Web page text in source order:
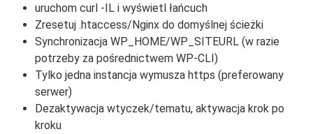
uruchom curl -IL i wyświetl łańcuch
Zresetuj .htaccess/Nginx do domyślnej ścieżki
Synchronizacja WP_HOME/WP_SITEURL (w razie
potrzeby za pośrednictwem WP-CLI)
Tylko jedna instancja wymusza https (preferowany
serwer)
Dezaktywacja wtyczek/tematu, aktywacja krok po
kroku